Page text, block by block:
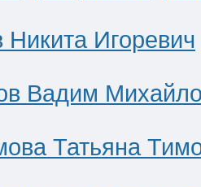
Игоревич
Вадим
Татьяна